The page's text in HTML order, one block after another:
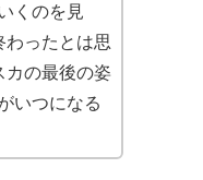
くのを見
わったとは思
カの最後の姿
いつになる